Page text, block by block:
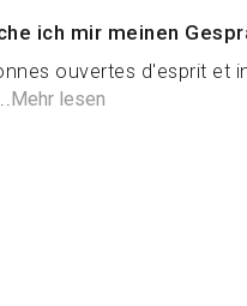
ich mir meinen
ouvertes d'esprit et
Mehr lesen